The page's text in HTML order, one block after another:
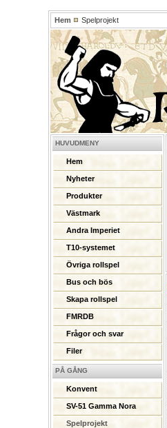
Hem Spelprojekt
HUVUDMENY
Hem
Nyheter
Produkter
Västmark
Andra Imperiet
T10-systemet
Övriga rollspel
Bus och bös
Skapa rollspel
FMRDB
Frågor och svar
Filer
PÅ GÅNG
Konvent
SV-51 Gamma Nora
Spelprojekt